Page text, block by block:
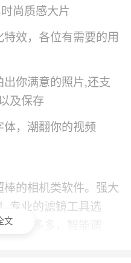
尚质感大片
效，各位有需要的用
你满意的照片,还支
及保存
体，潮翻你的视频
棒的相机类软件。强大
专业的滤镜工具选
功能多多，智能调
文